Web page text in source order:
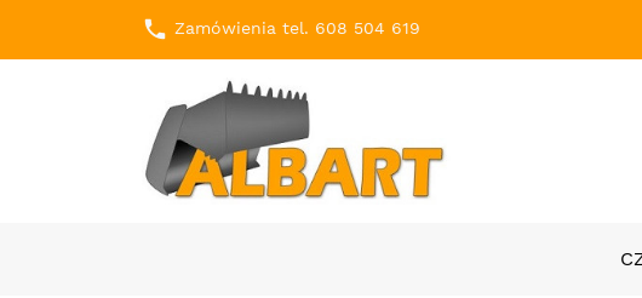
local_phone Zamówienia tel. 608 504 619